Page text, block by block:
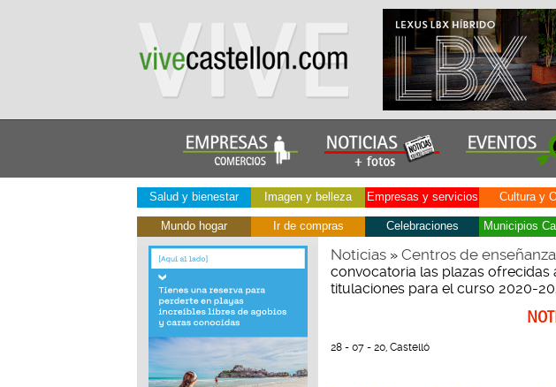
Salud y bienestar Imagen y belleza Empresas y servicios Cultura y
Mundo hogar Ir de compras Celebraciones Municipios
Noticias» Centros de enseñanza
convocatoria las plazas ofrecidas
titulaciones para el curso 2020-
28 - 07 - 20, Castelló